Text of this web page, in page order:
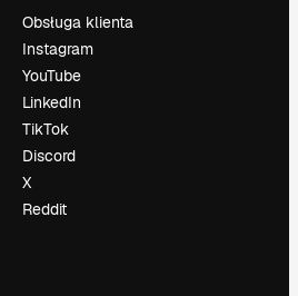
Obsługa klienta
Instagram
YouTube
LinkedIn
TikTok
Discord
X
Reddit